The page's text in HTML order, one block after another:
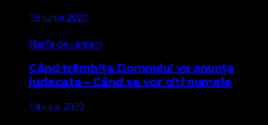
19 iunie 2020
Harfa de cantari
Când trâmbița Domnului va anunța
judecata – Când se vor citi numele
14 iulie 2020